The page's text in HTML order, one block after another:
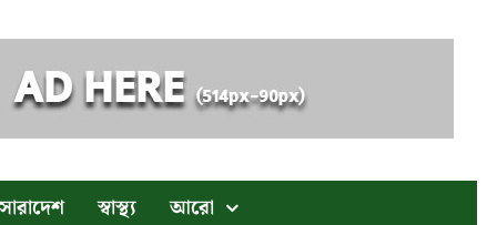
সারাদেশ স্বাস্থ্য আরো